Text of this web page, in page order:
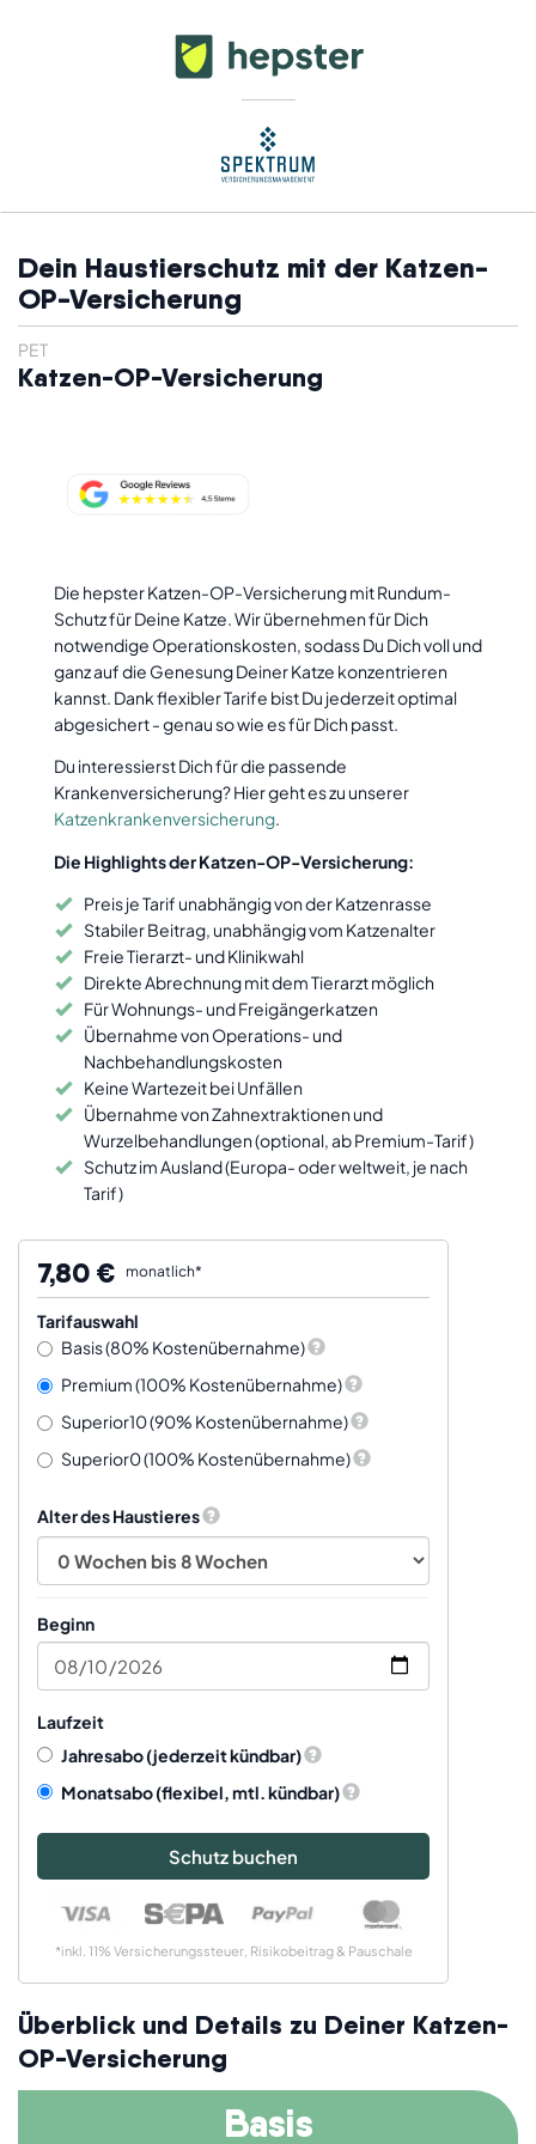
Dein Haustierschutz mit der Katzen-
OP-Versicherung
PET
Katzen-OP-Versicherung
Die hepster Katzen-OP-Versicherung mit Rundum-
Schutz für Deine Katze. Wir übernehmen für Dich
notwendige Operationskosten, sodass Du Dich voll und
ganz auf die Genesung Deiner Katze konzentrieren
kannst. Dank flexibler Tarife bist Du jederzeit optimal
abgesichert - genau so wie es für Dich passt.
Du interessierst Dich für die passende
Krankenversicherung? Hier geht es zu unserer
Katzenkrankenversicherung.
Die Highlights der Katzen-OP-Versicherung:
Preis je Tarif unabhängig von der Katzenrasse
Stabiler Beitrag, unabhängig vom Katzenalter
Freie Tierarzt- und Klinikwahl
Direkte Abrechnung mit dem Tierarzt möglich
Für Wohnungs- und Freigängerkatzen
Übernahme von Operations- und
Nachbehandlungskosten
Keine Wartezeit bei Unfällen
Übernahme von Zahnextraktionen und
Wurzelbehandlungen (optional, ab Premium-Tarif)
Schutz im Ausland (Europa- oder weltweit, je nach
Tarif)
7,80 € monatlich*
Tarifauswahl
Basis (80% Kostenübernahme)
Premium (100% Kostenübernahme)
Superior10 (90% Kostenübernahme)
Superior0 (100% Kostenübernahme)
Alter des Haustieres
Beginn
Laufzeit
Jahresabo(jederzeit kündbar)
Monatsabo(flexibel, mtl. kündbar)
Schutz buchen
*inkl. 11% Versicherungssteuer, Risikobeitrag & Pauschale
Überblick und Details zu Deiner Katzen-
OP-Versicherung
Basis